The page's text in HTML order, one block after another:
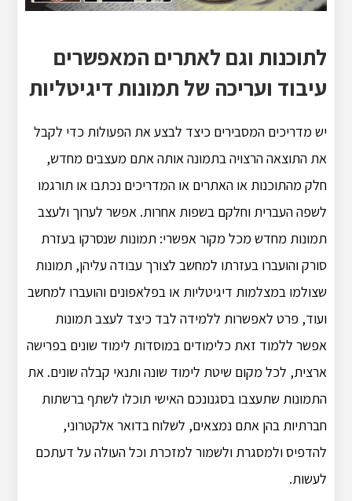
לתוכנות וגם לאתרים המאפשרים
עיבוד ועריכה של תמונות דיגיטליות
יש מדריכים המסבירים כיצד לבצע את הפעולות כדי לקבל
את התוצאה הרצויה בתמונה אותה אתם מעצבים מחדש,
חלק מהתוכנות או האתרים או המדריכים נכתבו או תורגמו
לשפה העברית וחלקם בשפות אחרות. אפשר לערוך ולעצב
תמונות מחדש מכל מקור אפשרי: תמונות שנסרקו בעזרת
סורק והועברו בעזרתו למחשב לצורך עבודה עליהן, תמונות
שצולמו במצלמות דיגיטליות או בפלאפונים והועברו למחשב
ועוד, פרט לאפשרות ללמידה לבד כיצד לעצב תמונות
אפשר ללמוד זאת כלימודים במוסדות לימוד שונים בפרישה
ארצית, לכל מקום שיטת לימוד שונה ותנאי קבלה שונים. את
התמונות שתעצבו בסגנונכם האישי תוכלו לשתף ברשתות
חברתיות בהן אתם נמצאים, לשלוח בדואר אלקטרוני,
להדפיס ולמסגרת ולשמור למזכרת וכל העולה על דעתכם
לעשות.